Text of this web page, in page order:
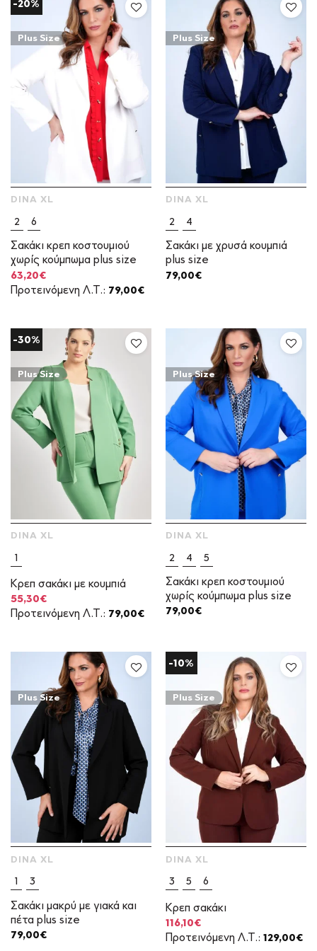
Plus Size
-20%
2
6
Σακάκι κρεπ κοστουμιού
χωρίς κούμπωμα plus size
DINA XL
Original
price
was:
63,20€Η
τρέχουσα
τιμή
Προτεινόμενη Λ.Τ.: 79,00€
Plus Size
2
4
Σακάκι με χρυσά κουμπιά
plus size
DINA XL
79,00€
Plus Size
-30%
1
Κρεπ σακάκι με κουμπιά
DINA XL
Original
price
was:
55,30€Η
τρέχουσα
τιμή
Προτεινόμενη Λ.Τ.: 79,00€
Plus Size
2 4
5
Σακάκι κρεπ κοστουμιού
χωρίς κούμπωμα plus size
DINA XL
79,00€
Plus Size
1
3
Σακάκι μακρύ με γιακά και
πέτα plus size
DINA XL
79,00€
Plus Size
-10%
3 5
6
Κρεπ σακάκι
DINA XL
Original
price
was:
116,10€Η
τρέχουσα
τιμή
Προτεινόμενη Λ.Τ.: 129,00€